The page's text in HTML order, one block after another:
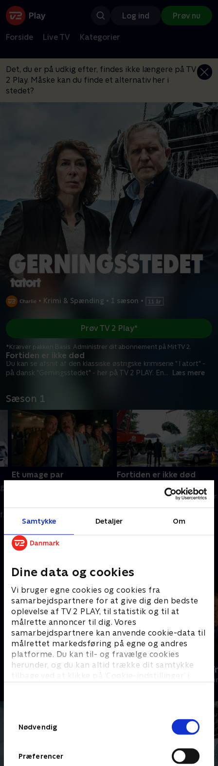
Samtykke Detaljer Om
Dine data og cookies
Vi bruger egne cookies og cookies fra
samarbejdspartnere for at give dig den bedste
oplevelse af TV 2 PLAY, til statistik og til at
målrette annoncer til dig. Vores
samarbejdspartnere kan anvende cookie-data til
målrettet markedsføring på egne og andres
platforme. Du kan til- og fravælge cookies
herunder, og du kan altid trække dit samtykke
tilbage ved at klikke på ’Cookie-indstillinger’ i
Nødvendig
Præferencer
Log ind Prøv nu
Forside Live TV Kategorier
Det, du er på udkig efter, findes ikke længere på TV
2 Play. Måske kan du finde et alternativ her i
stedet?
• Krimi & Spænding • 1 sæson •
Fortiden er ikke død
Du kan se afsnit af den klassiske østrigske krimiserie "Tatort" -
på dansk "Gerningsstedet" - her på TV 2 PLAY. En... Læs mere
Prøv TV 2 Play*
*Kræver pakken Basis. Administrer dit abonnement på Mit TV 2.
Sæson 1
Et umage par
politiet.
Fortiden er ikke død
De to kriminalbetjente Moritz
Eisner og Bibi Bibi Fellner bliver
en bil i en sø.
Mord på Mallorca
Krimi & Spænding • 2 sæsoner
En sag for
Krimi &